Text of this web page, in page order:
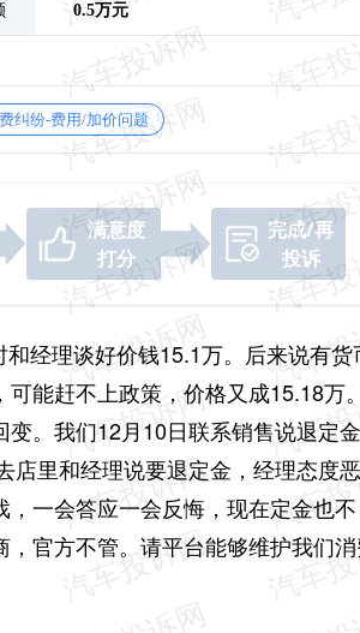
0.5万元
纠纷-费用/加价问题
满意度
打分
完成/再
投诉
经理谈好价钱15.1万。后来说有货
能赶不上政策，价格又成15.18万。
。我们12月10日联系销售说退定金
店里和经理说要退定金，经理态度恶
一会答应一会反悔，现在定金也不
官方不管。请平台能够维护我们